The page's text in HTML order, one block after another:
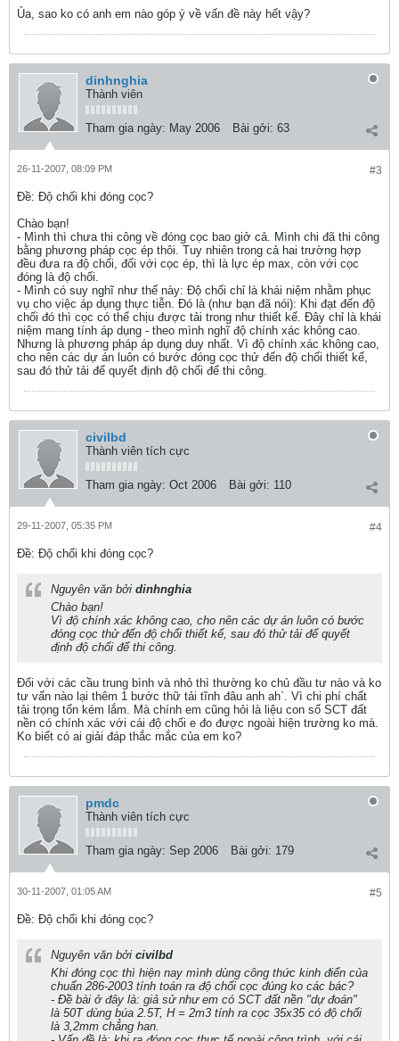
Ủa, sao ko có anh em nào góp ý về vấn đề này hết vậy?
dinhnghia
Thành viên
Tham gia ngày: May 2006 Bài gởi: 63
#3
26-11-2007, 08:09 PM
Ðề: Độ chối khi đóng cọc?
Chào bạn!
- Mình thì chưa thi công về đóng cọc bao giở cả. Mình chi đã thi công
bằng phương pháp cọc ép thôi. Tuy nhiên trong cả hai trường hợp
đều đưa ra độ chối, đối với cọc ép, thì là lực ép max, còn với cọc
đóng là độ chối.
- Mình có suy nghĩ như thế này: Độ chối chỉ là khái niệm nhằm phục
vụ cho việc áp dụng thực tiễn. Đó là (như bạn đã nói): Khi đạt đến độ
chối đó thì cọc có thể chịu được tải trong như thiết kế. Đây chỉ là khái
niệm mang tính áp dụng - theo mình nghĩ độ chính xác không cao.
Nhưng là phương pháp áp dụng duy nhất. Vì độ chính xác không cao,
cho nên các dự án luôn có bước đóng cọc thử đến độ chối thiết kế,
sau đó thử tải để quyết định độ chối để thi công.
civilbd
Thành viên tích cực
Tham gia ngày: Oct 2006 Bài gởi: 110
#4
29-11-2007, 05:35 PM
Ðề: Độ chối khi đóng cọc?
Nguyên văn bởi dinhnghia
Chào bạn!
Vì độ chính xác không cao, cho nên các dự án luôn có bước
đóng cọc thử đến độ chối thiết kế, sau đó thử tải để quyết
định độ chối để thi công.
Đối với các cầu trung bình và nhỏ thì thường ko chủ đầu tư nào và ko
tư vấn nào lại thêm 1 bước thữ tải tĩnh đâu anh ah`. Vì chi phí chất
tải trọng tốn kém lắm. Mà chính em cũng hỏi là liệu con số SCT đất
nền có chính xác với cái độ chối e đo được ngoài hiện trường ko mà.
Ko biết có ai giải đáp thắc mắc của em ko?
pmdc
Thành viên tích cực
Tham gia ngày: Sep 2006 Bài gởi: 179
#5
30-11-2007, 01:05 AM
Ðề: Độ chối khi đóng cọc?
Nguyên văn bởi civilbd
Khi đóng cọc thì hiện nay mình dùng công thức kinh điển của
chuẩn 286-2003 tính toán ra độ chối cọc đúng ko các bác?
- Đề bài ở đây là: giả sử như em có SCT đất nền "dự đoán"
là 50T dùng búa 2.5T, H = 2m3 tính ra cọc 35x35 có độ chối
là 3,2mm chẳng han.